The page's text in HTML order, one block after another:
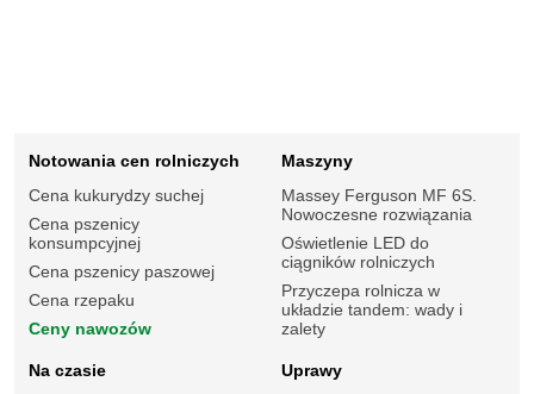
Notowania cen rolniczych
Cena kukurydzy suchej
Cena pszenicy
konsumpcyjnej
Cena pszenicy paszowej
Cena rzepaku
Ceny nawozów
Maszyny
Massey Ferguson MF 6S.
Nowoczesne rozwiązania
Oświetlenie LED do
ciągników rolniczych
Przyczepa rolnicza w
układzie tandem: wady i
zalety
Na czasie
Uprawy